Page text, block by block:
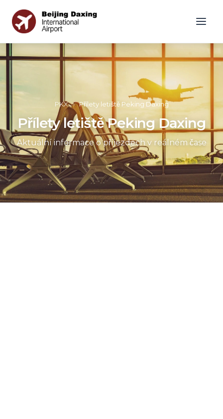
PKX » Přílety letiště Peking Daxing
Přílety letiště Peking Daxing
Aktuální informace o příjezdech v reálném čase